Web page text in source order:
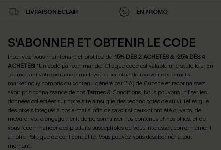
LIVRAISON ÉCLAIR EN PROMO
S'ABONNER ET OBTENIR LE CODE
Inscrivez-vous maintenant et profitez de -15% DÈS 2 ACHETÉS & -25% DÈS 4
ACHETÉS! *Un code par commande. Chaque code est valable une seule fois. En
soumettant votre adresse e-mail, vous acceptez de recevoir des e-mails
marketing (y compris du contenu généré par l'IA) de Cupshe et reconnaissez
avoir pris connaissance de nosTermes & Conditions. Nous pouvons utiliser les
données collectées sur notre site ainsi que des technologies de suivi, telles que
des pixels intégrés à nos e-mails, afin de savoir si ceux-ci ont été ouverts, de
mesurer votre engagement, de personnaliser nos contenus et nos offres, et de
vous recommander des produits susceptibles de vous intéresser, conformément
à notre Politique de confidentialité. Vous pouvez vous désabonner à tout
moment.